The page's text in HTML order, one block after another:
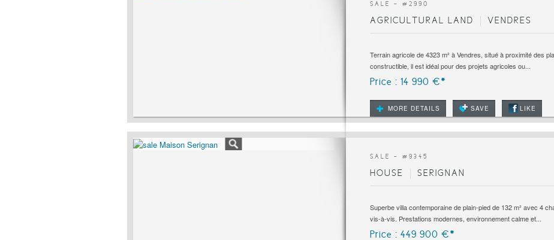
SALE - # 2990
AGRICULTURAL LAND VENDRES
Terrain agricole de 4323 m² à Vendres, situé à proximité des
constructible, il est idéal pour des projets agricoles ou...
Price : 14 990 €*
MORE DETAILS SAVE LIKE
SALE - # 9345
HOUSE SERIGNAN
Superbe villa contemporaine de plain-pied de 132 m² avec 4
vis-à-vis. Prestations modernes, environnement calme et...
Price : 449 900 €*